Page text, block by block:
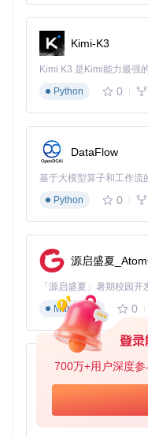
700万+用户深度
Kimi-K3
Python
0
DataFlow
基于大模型算子和工作流
Python
0
源启盛夏
Markdown
0
py-xiaozhi
Python
0